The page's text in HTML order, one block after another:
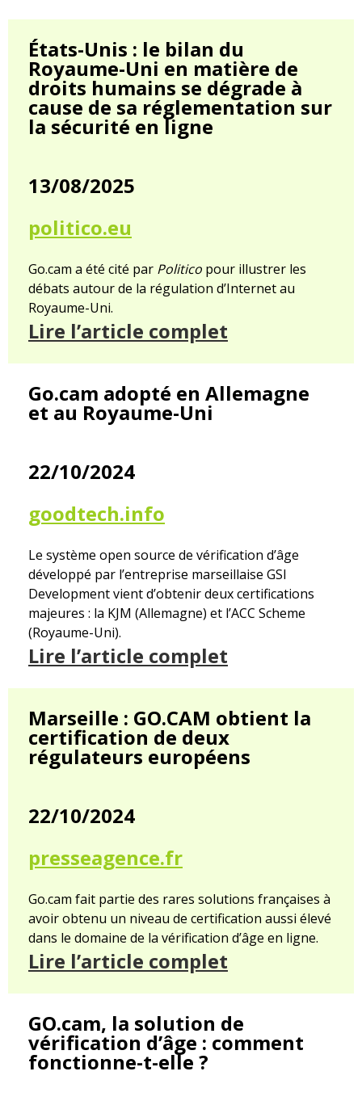
États-Unis : le bilan du
Royaume-Uni en matière de
droits humains se dégrade à
cause de sa réglementation sur
la sécurité en ligne
13/08/2025
politico.eu
Go.cam a été cité par Politico pour illustrer les
débats autour de la régulation d’Internet au
Royaume-Uni.
Lire l’article complet
Go.cam adopté en Allemagne
et au Royaume-Uni
22/10/2024
goodtech.info
Le système open source de vérification d’âge
développé par l’entreprise marseillaise GSI
Development vient d’obtenir deux certifications
majeures : la KJM (Allemagne) et l’ACC Scheme
(Royaume-Uni).
Lire l’article complet
Marseille : GO.CAM obtient la
certification de deux
régulateurs européens
22/10/2024
presseagence.fr
Go.cam fait partie des rares solutions françaises à
avoir obtenu un niveau de certification aussi élevé
dans le domaine de la vérification d’âge en ligne.
Lire l’article complet
GO.cam, la solution de
vérification d’âge : comment
fonctionne-t-elle ?